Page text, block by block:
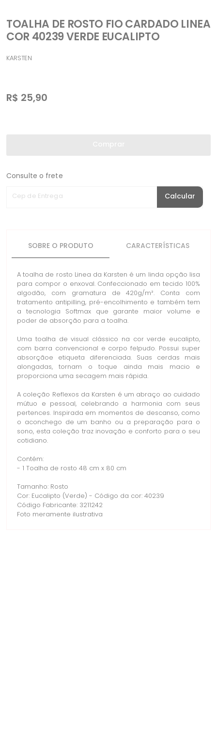
TOALHA DE ROSTO FIO CARDADO LINEA
COR 40239 VERDE EUCALIPTO
KARSTEN
R$ 25,90
Consulte o frete
Cep de Entrega Calcular
SOBRE O PRODUTO CARACTERÍSTICAS
A toalha de rosto Linea da Karsten é um linda opção lisa
para compor o enxoval. Confeccionado em tecido 100%
algodão, com gramatura de 420g/m². Conta com
tratamento antipilling, pré-encolhimento e também tem
a tecnologia Softmax que garante maior volume e
poder de absorção para a toalha.
Uma toalha de visual clássico na cor verde eucalipto,
com barra convencional e corpo felpudo. Possui super
absorçãoe etiqueta diferenciada. Suas cerdas mais
alongadas, tornam o toque ainda mais macio e
proporciona uma secagem mais rápida.
A coleção Reflexos da Karsten é um abraço ao cuidado
mútuo e pessoal, celebrando a harmonia com seus
pertences. Inspirada em momentos de descanso, como
o aconchego de um banho ou a preparação para o
sono, esta coleção traz inovação e conforto para o seu
cotidiano.
Contém:
- 1 Toalha de rosto 48 cm x 80 cm
Tamanho: Rosto
Cor: Eucalipto (Verde) - Código da cor: 40239
Código Fabricante: 3211242
Foto meramente ilustrativa